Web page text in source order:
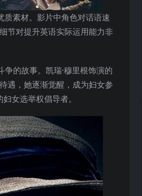
素材。影片中角色对话语速
节对提升英语实际运用能力非
的故事。凯瑞·穆里根饰演的
遇，她逐渐觉醒，成为妇女参
女选举权倡导者。